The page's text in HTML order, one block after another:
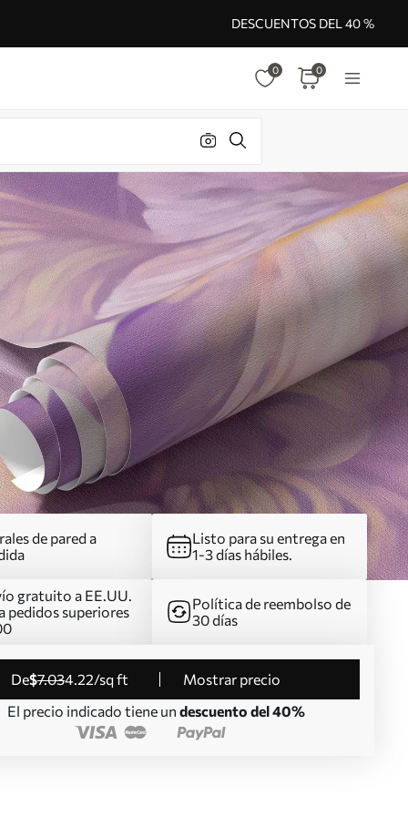
DESCUENTOS DEL 40 %
0 0
de pared a
Listo para su entrega en
1-3 días hábiles.
gratuito a EE.UU.
pedidos superiores
Política de reembolso de
30 días
de$7.034.22/sq ft
Mostrar precio
El precio indicado tiene un descuento del 40%